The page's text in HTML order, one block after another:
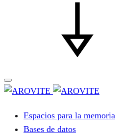
Espacios para la memoria
Bases de datos